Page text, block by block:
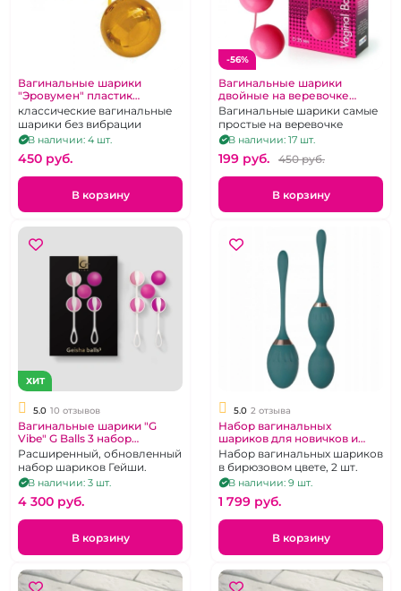
Вагинальные шарики
"Эровумен" пластик
золотые
классические вагинальные
шарики без вибрации
В наличии: 4 шт.
450 pуб.
В корзину
-56%
Вагинальные шарики
двойные на веревочке
"Эровумен" пластиковые
розовые
Вагинальные шарики самые
простые на веревочке
В наличии: 17 шт.
199 pуб. 450 pуб.
В корзину
ХИТ
5.0 10 отзывов
Вагинальные шарики "G
Vibe" G Balls 3 набор
двойной и одинарный
Расширенный, обновленный
набор шариков Гейши.
В наличии: 3 шт.
4 300 pуб.
В корзину
5.0 2 отзыва
Набор вагинальных
шариков для новичков и
среднего уровня "Lilo" 2 шт
Набор вагинальных шариков
в бирюзовом цвете, 2 шт.
В наличии: 9 шт.
1 799 pуб.
В корзину